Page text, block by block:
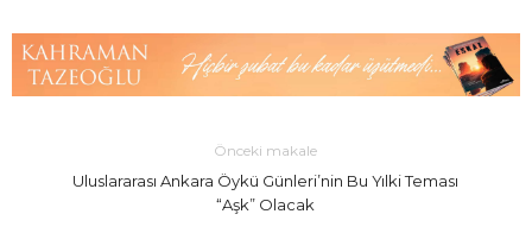
Önceki makale
Uluslararası Ankara Öykü Günleri’nin Bu Yılki Teması
“Aşk” Olacak